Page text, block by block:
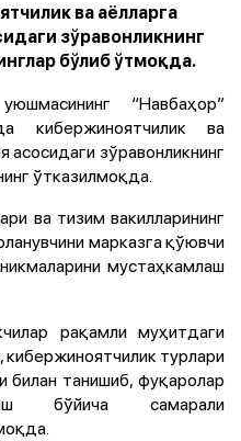
ва аёлларга
зўравонликнинг
бўлиб ўтмоқда.
“Навбаҳор”
кибержиноятчилик ва
асосидаги зўравонликнинг
ўтказилмоқда.
ва тизим вакилларининг
марказга қўювчи
мустаҳкамлаш
рақамли муҳитдаги
кибержиноятчилик турлари
билан танишиб, фуқаролар
бўйича самарали